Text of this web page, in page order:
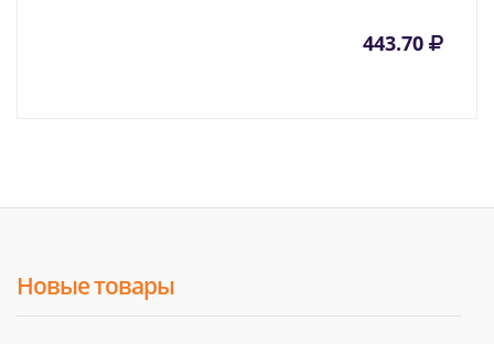
443.70
Новые товары